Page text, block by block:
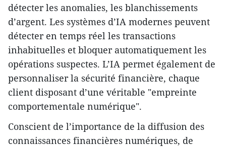
détecter les anomalies, les blanchissements
d’argent. Les systèmes d’IA modernes peuvent
détecter en temps réel les transactions
inhabituelles et bloquer automatiquement les
opérations suspectes. L’IA permet également de
personnaliser la sécurité financière, chaque
client disposant d’une véritable "empreinte
comportementale numérique".
Conscient de l’importance de la diffusion des
connaissances financières numériques, de